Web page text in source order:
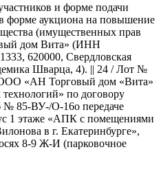
и форме подачи
форме аукциона на повышение
(имущественных прав
дом Вита» (ИНН
620000, Свердловская
Шварца, 4). || 24 / Лот №
«АН Торговый дом «Вита»
по договору
№ 85-ВУ-/О-16о передаче
1 этаже «АПК с помещениями
в г. Екатеринбурге»,
8-9 Ж-И (парковочное